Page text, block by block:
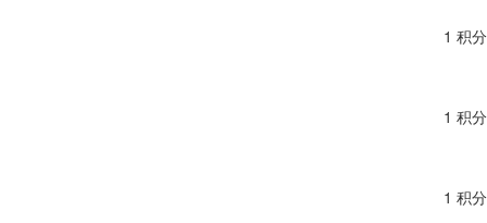
1 积分
1 积分
1 积分